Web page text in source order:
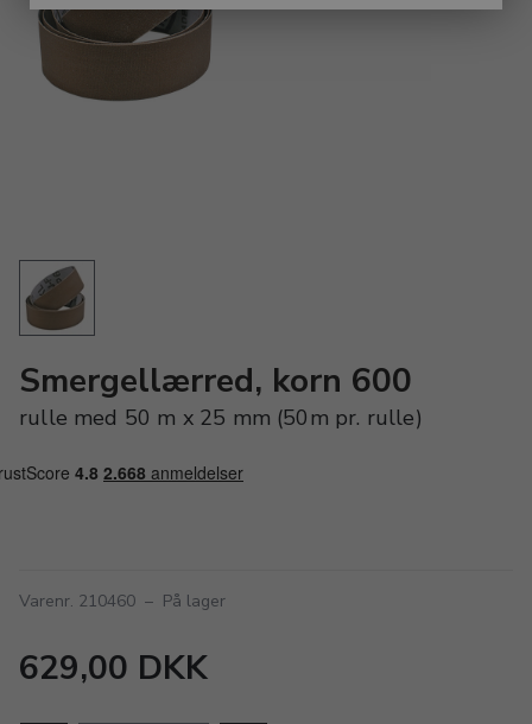
Smergellærred, korn 600
rulle med 50 m x 25 mm (50m pr. rulle)
Varenr. 210460 – På lager
629,00 DKK